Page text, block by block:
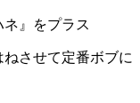
』をプラス
させて定番ボブに